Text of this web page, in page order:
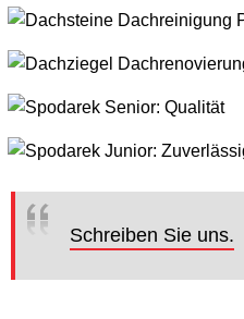
Schreiben Sie uns.